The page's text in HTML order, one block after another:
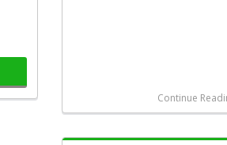
Continue